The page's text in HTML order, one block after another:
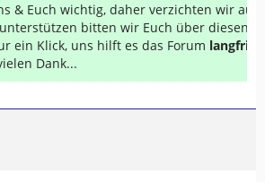
& Euch wichtig, daher verzichten wir auf
bitten wir Euch über diesen
ein Klick, uns hilft es das Forum
Dank...